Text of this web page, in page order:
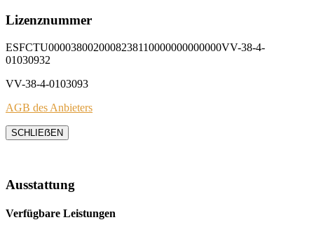
Lizenznummer
ESFCTU0000380020008238110000000000000VV-38-4-
01030932
VV-38-4-0103093
AGB des Anbieters
SCHLIEẞEN
Ausstattung
Verfügbare Leistungen